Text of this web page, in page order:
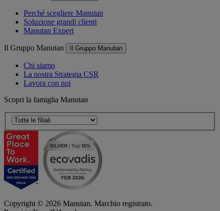
Perché scegliere Manutan
Soluzione grandi clienti
Manutan Expert
Il Gruppo Manutan Il Gruppo Manutan
Chi siamo
La nostra Strategia CSR
Lavora con noi
Scopri la famiglia Manutan
Copyright © 2026 Manutan. Marchio registrato.